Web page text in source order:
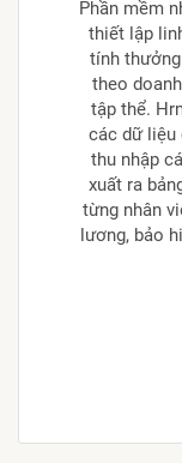
Phần mềm
thiết lập
tính
theo
tập thể.
các dữ liệu
thu nhập
xuất ra
từng nhân
lương, bảo